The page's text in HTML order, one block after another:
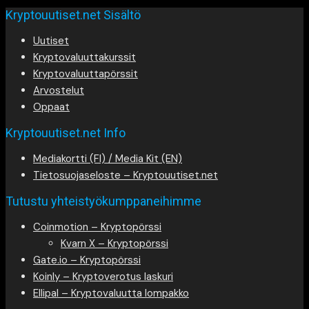
Kryptouutiset.net Sisältö
Uutiset
Kryptovaluuttakurssit
Kryptovaluuttapörssit
Arvostelut
Oppaat
Kryptouutiset.net Info
Mediakortti (FI) / Media Kit (EN)
Tietosuojaseloste – Kryptouutiset.net
Tutustu yhteistyökumppaneihimme
Coinmotion – Kryptopörssi
Kvarn X – Kryptopörssi
Gate.io – Kryptopörssi
Koinly – Kryptoverotus laskuri
Ellipal – Kryptovaluutta lompakko